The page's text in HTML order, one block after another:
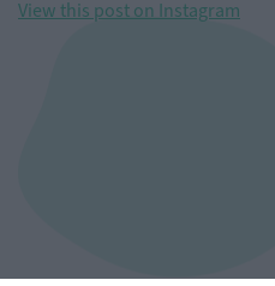
View this post on Instagram